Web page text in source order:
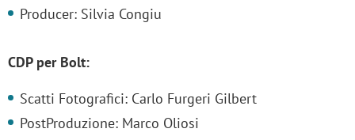
Producer: Silvia Congiu
CDP per Bolt:
Scatti Fotografici: Carlo Furgeri Gilbert
PostProduzione: Marco Oliosi